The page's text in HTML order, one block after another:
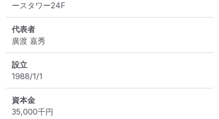
ースタワー24F
代表者
廣渡 嘉秀
設立
1988/1/1
資本金
35,000千円